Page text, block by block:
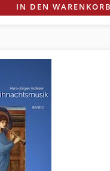
IN DEN WARENKORB